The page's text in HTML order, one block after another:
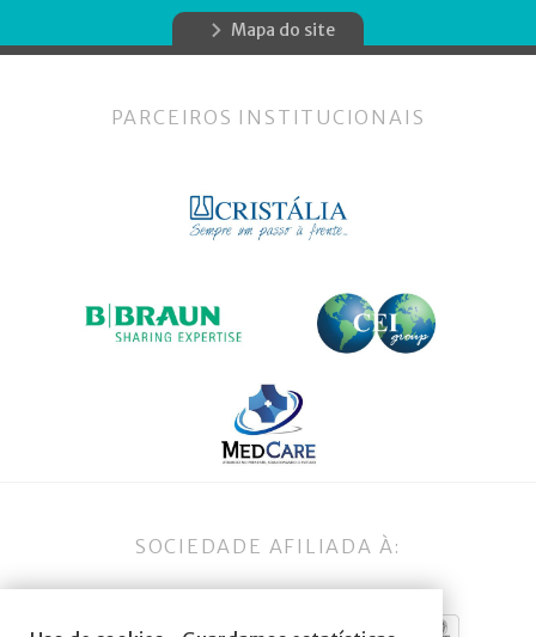
Mapa do site
PARCEIROS INSTITUCIONAIS
SOCIEDADE AFILIADA À: